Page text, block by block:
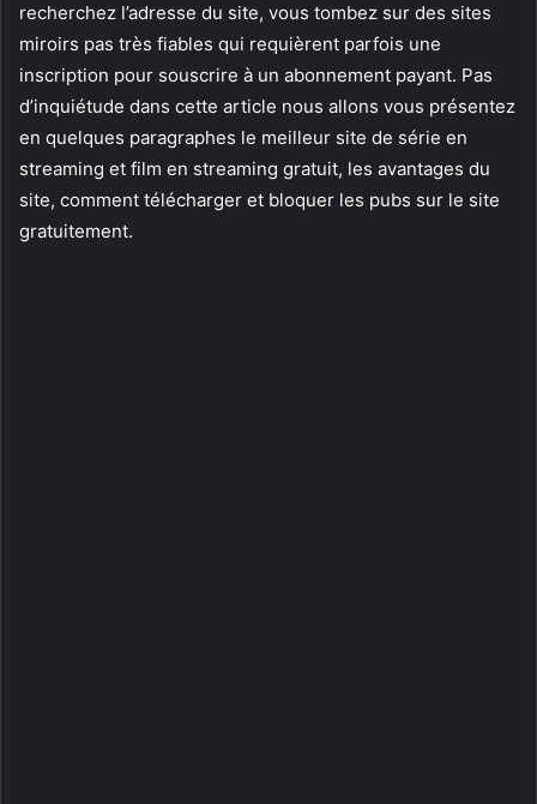
recherchez l’adresse du site, vous tombez sur des sites
miroirs pas très fiables qui requièrent parfois une
inscription pour souscrire à un abonnement payant. Pas
d’inquiétude dans cette article nous allons vous présentez
en quelques paragraphes le meilleur site de série en
streaming et film en streaming gratuit, les avantages du
site, comment télécharger et bloquer les pubs sur le site
gratuitement.